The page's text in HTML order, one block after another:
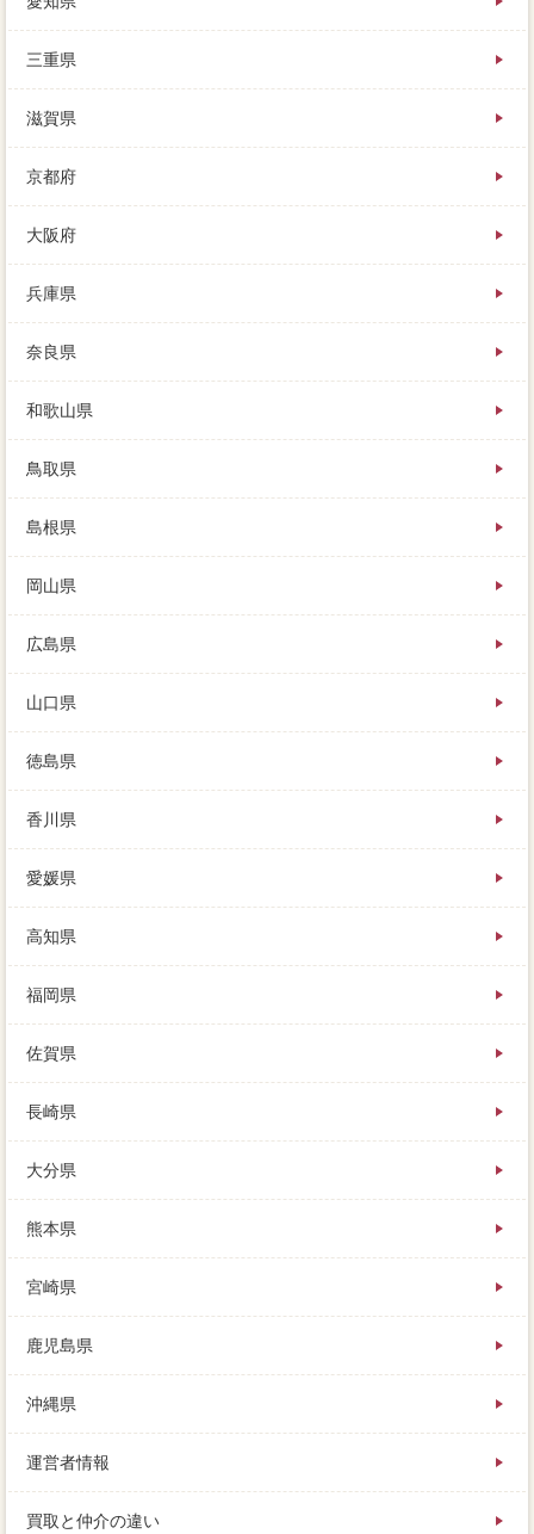
三重県
滋賀県
京都府
大阪府
兵庫県
奈良県
和歌山県
鳥取県
島根県
岡山県
広島県
山口県
徳島県
香川県
愛媛県
高知県
福岡県
佐賀県
長崎県
大分県
熊本県
宮崎県
鹿児島県
沖縄県
運営者情報
買取と仲介の違い